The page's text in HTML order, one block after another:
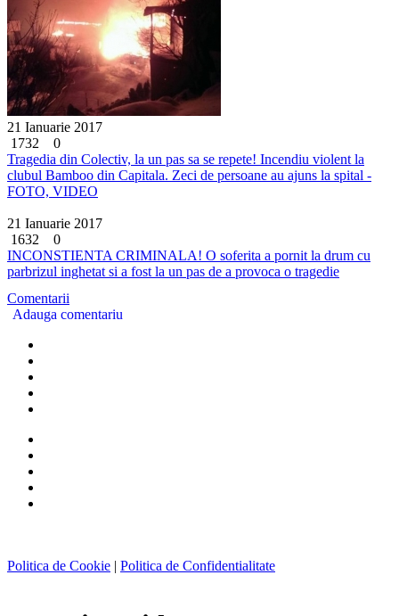
21 Ianuarie 2017
1732
0
Tragedia din Colectiv, la un pas sa se repete! Incendiu violent la
clubul Bamboo din Capitala. Zeci de persoane au ajuns la spital -
FOTO, VIDEO
21 Ianuarie 2017
1632
0
INCONSTIENTA CRIMINALA! O soferita a pornit la drum cu
parbrizul inghetat si a fost la un pas de a provoca o tragedie
Comentarii
Adauga comentariu
Politica de Cookie | Politica de Confidentialitate